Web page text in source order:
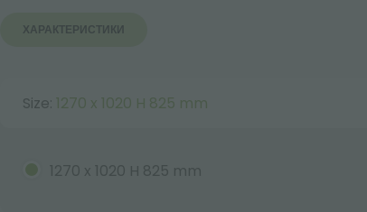
ХАРАКТЕРИСТИКИ
Size: 1270 x 1020 H 825 mm
1270 x 1020 H 825 mm